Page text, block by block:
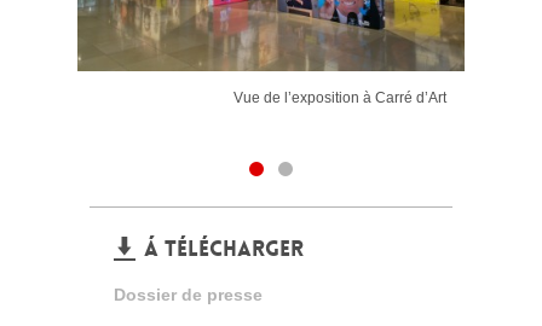
Vue de l’exposition à Carré d’Art
Á TÉLÉCHARGER
Dossier de presse